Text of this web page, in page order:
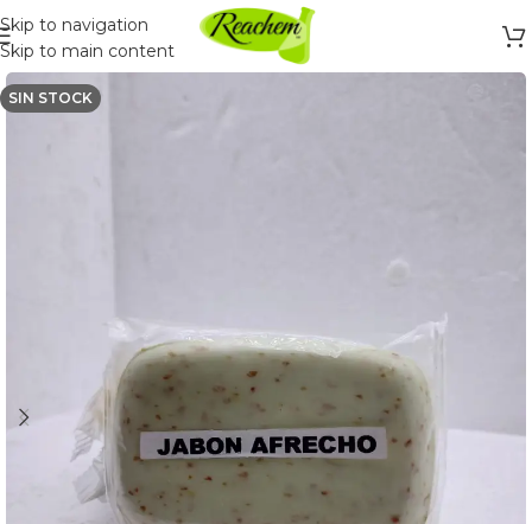
Skip to navigation
Skip to main content
SIN STOCK